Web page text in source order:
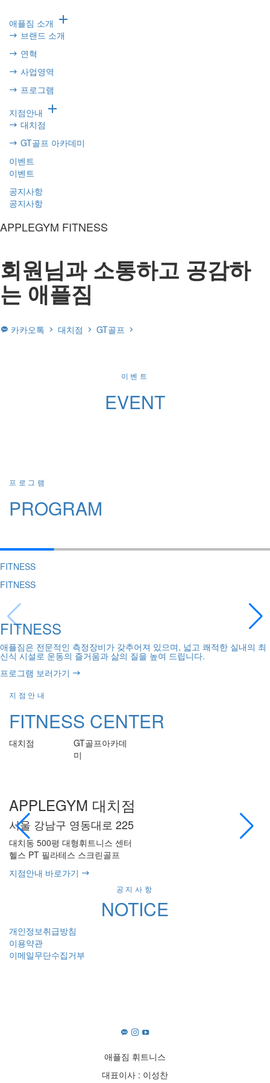
애플짐 소개 
브랜드 소개
연혁
사업영역
프로그램
지점안내 
대치점
GT골프 아카데미
이벤트
이벤트
공지사항
공지사항
APPLEGYM FITNESS
회원님과 소통하고 공감하
는 애플짐
카카오톡 대치점 GT골프
이벤트
EVENT
프로그램
PROGRAM
FITNESS
FITNESS
FITNESS
애플짐은 전문적인 측정장비가 갖추어져 있으며, 넓고 쾌적한 실내의 최
신식 시설로 운동의 즐거움과 삶의 질을 높여 드립니다.
프로그램 보러가기
지점안내
FITNESS CENTER
대치점
GT골프아카데
미
APPLEGYM 대치점
서울 강남구 영동대로 225
대치동 500평 대형휘트니스 센터
헬스 PT 필라테스 스크린골프
지점안내 바로가기
공지사항
NOTICE
개인정보취급방침
이용약관
이메일무단수집거부
애플짐 휘트니스
대표이사 : 이성찬